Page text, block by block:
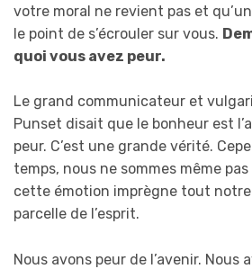
votre moral ne revient pas et
le point de s’écrouler sur vous. D
quoi vous avez peur.
Le grand communicateur et
Punset disait que le bonheur est
peur. C’est une grande vérité.
temps, nous ne sommes même
cette émotion imprègne tout
parcelle de l’esprit.
Nous avons peur de l’avenir. Nous